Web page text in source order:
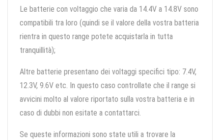
Le batterie con voltaggio che varia da 14.4V a 14.8V sono
compatibili tra loro (quindi se il valore della vostra batteria
rientra in questo range potete acquistarla in tutta
tranquillità);
Altre batterie presentano dei voltaggi specifici tipo: 7.4V,
12.3V, 9.6V etc. In questo caso controllate che il range si
avvicini molto al valore riportato sulla vostra batteria e in
caso di dubbi non esitate a contattarci.
Se queste informazioni sono state utili a trovare la